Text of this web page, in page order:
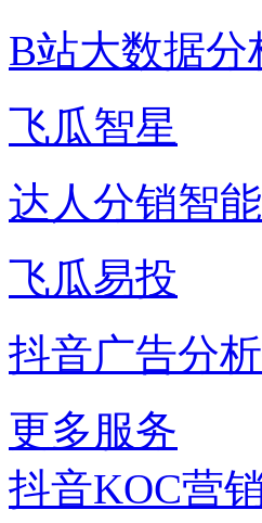
B站大数据分
飞瓜智星
达人分销智
飞瓜易投
抖音广告分
更多服务
抖音KOC营